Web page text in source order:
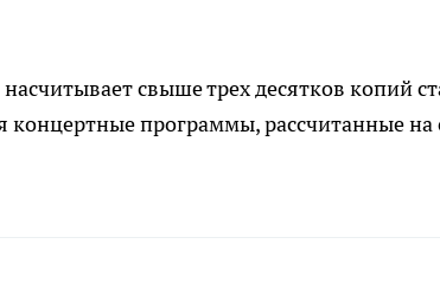
насчитывает свыше трех десятков копий
концертные программы, рассчитанные